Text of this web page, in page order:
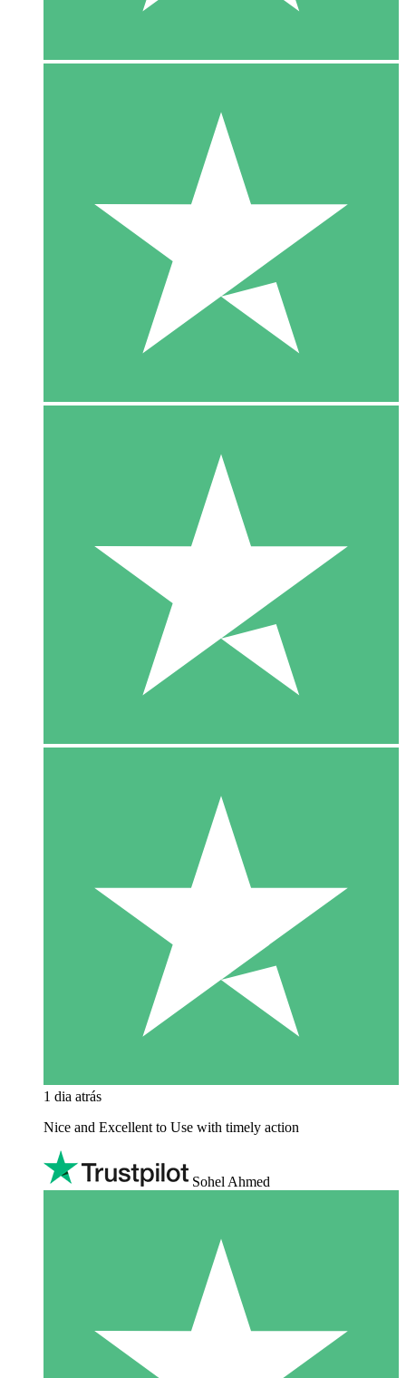
1 dia atrás
Nice and Excellent to Use with timely action
Sohel Ahmed